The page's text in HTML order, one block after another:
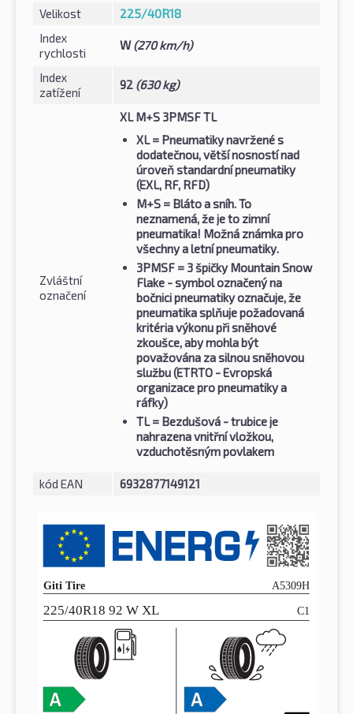
Velikost
225/40R18
Index
rychlosti
W(270 km/h)
Index
zatížení
92 (630 kg)
Zvláštní
označení
XL M+S 3PMSF TL
XL= Pneumatiky navržené s
dodatečnou, větší nosností nad
úroveň standardní pneumatiky
(EXL, RF, RFD)
M+S = Bláto a sníh. To
neznamená, že je to zimní
pneumatika! Možná známka pro
všechny a letní pneumatiky.
3PMSF = 3 špičky Mountain Snow
Flake - symbol označený na
bočnici pneumatiky označuje, že
pneumatika splňuje požadovaná
kritéria výkonu při sněhové
zkoušce, aby mohla být
považována za silnou sněhovou
službu (ETRTO - Evropská
organizace pro pneumatiky a
ráfky)
TL= Bezdušová - trubice je
nahrazena vnitřní vložkou,
vzduchotěsným povlakem
kód EAN 6932877149121